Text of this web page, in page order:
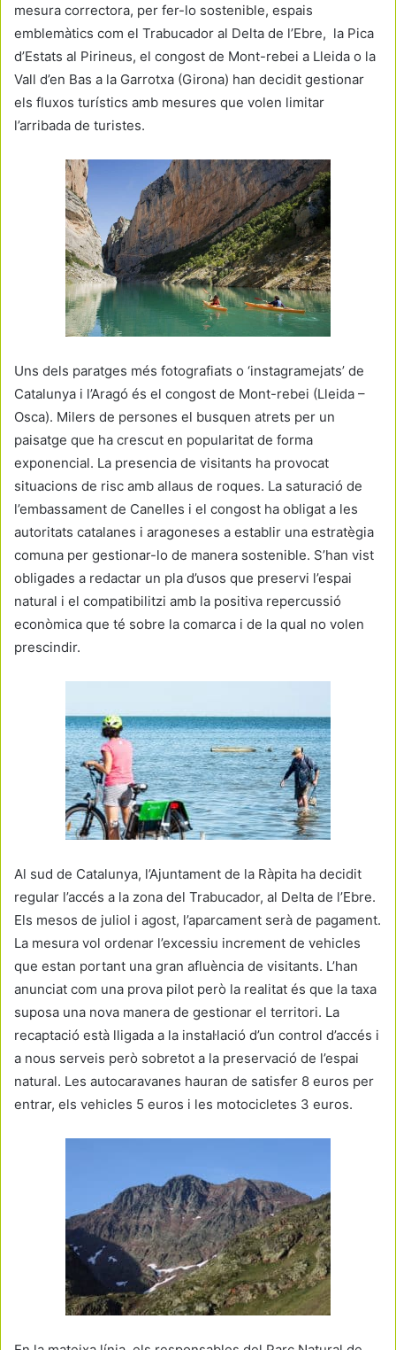
mesura correctora, per fer-lo sostenible, espais
emblemàtics com el Trabucador al Delta de l’Ebre, la Pica
d’Estats al Pirineus, el congost de Mont-rebei a Lleida o la
Vall d’en Bas a la Garrotxa (Girona) han decidit gestionar
els fluxos turístics amb mesures que volen limitar
l’arribada de turistes.
Uns dels paratges més fotografiats o ‘instagramejats’ de
Catalunya i l’Aragó és el congost de Mont-rebei (Lleida –
Osca). Milers de persones el busquen atrets per un
paisatge que ha crescut en popularitat de forma
exponencial. La presencia de visitants ha provocat
situacions de risc amb allaus de roques. La saturació de
l’embassament de Canelles i el congost ha obligat a les
autoritats catalanes i aragoneses a establir una estratègia
comuna per gestionar-lo de manera sostenible. S’han vist
obligades a redactar un pla d’usos que preservi l’espai
natural i el compatibilitzi amb la positiva repercussió
econòmica que té sobre la comarca i de la qual no volen
prescindir.
Al sud de Catalunya, l’Ajuntament de la Ràpita ha decidit
regular l’accés a la zona del Trabucador, al Delta de l’Ebre.
Els mesos de juliol i agost, l’aparcament serà de pagament.
La mesura vol ordenar l’excessiu increment de vehicles
que estan portant una gran afluència de visitants. L’han
anunciat com una prova pilot però la realitat és que la taxa
suposa una nova manera de gestionar el territori. La
recaptació està lligada a la instal·lació d’un control d’accés i
a nous serveis però sobretot a la preservació de l’espai
natural. Les autocaravanes hauran de satisfer 8 euros per
entrar, els vehicles 5 euros i les motocicletes 3 euros.